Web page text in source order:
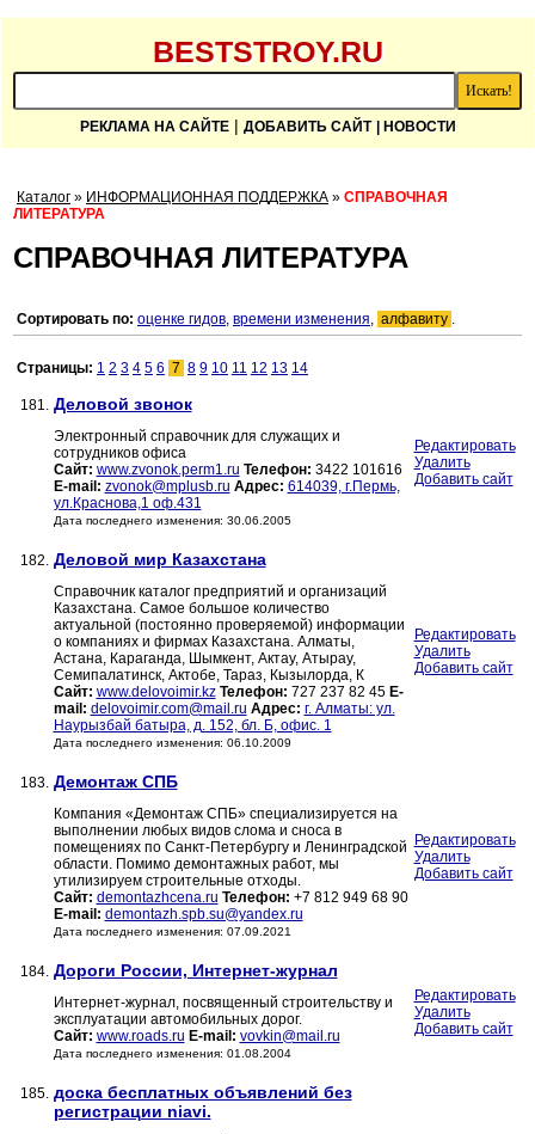
BESTSTROY.RU
РЕКЛАМА НА САЙТЕ| ДОБАВИТЬ САЙТ | НОВОСТИ
Каталог » ИНФОРМАЦИОННАЯ ПОДДЕРЖКА » СПРАВОЧНАЯ
ЛИТЕРАТУРА
СПРАВОЧНАЯ ЛИТЕРАТУРА
Сортировать по: оценке гидов, времени изменения, алфавиту .
Страницы: 1 2 3 4 5 6 7 8 9 10 11 12 13 14
181. Деловой звонок
Электронный справочник для служащих и
сотрудников офиса
Сайт: www.zvonok.perm1.ru Телефон: 3422 101616
E-mail: zvonok@mplusb.ru Адрес: 614039, г.Пермь,
ул.Краснова,1 оф.431
Дата последнего изменения: 30.06.2005
Редактировать
Удалить
Добавить сайт
182. Деловой мир Казахстана
Справочник каталог предприятий и организаций
Казахстана. Самое большое количество
актуальной (постоянно проверяемой) информации
о компаниях и фирмах Казахстана. Алматы,
Астана, Караганда, Шымкент, Актау, Атырау,
Семипалатинск, Актобе, Тараз, Кызылорда, К
Сайт: www.delovoimir.kz Телефон: 727 237 82 45 E-
mail: delovoimir.com@mail.ru Адрес: г. Алматы: ул.
Наурызбай батыра, д. 152, бл. Б, офис. 1
Дата последнего изменения: 06.10.2009
Редактировать
Удалить
Добавить сайт
183. Демонтаж СПБ
Компания «Демонтаж СПБ» специализируется на
выполнении любых видов слома и сноса в
помещениях по Санкт-Петербургу и Ленинградской
области. Помимо демонтажных работ, мы
утилизируем строительные отходы.
Сайт: demontazhcena.ru Телефон: +7 812 949 68 90
E-mail: demontazh.spb.su@yandex.ru
Дата последнего изменения: 07.09.2021
Редактировать
Удалить
Добавить сайт
184. Дороги России, Интернет-журнал
Интернет-журнал, посвященный строительству и
эксплуатации автомобильных дорог.
Сайт: www.roads.ru E-mail: vovkin@mail.ru
Дата последнего изменения: 01.08.2004
Редактировать
Удалить
Добавить сайт
185. доска бесплатных объявлений без
регистрации niavi.